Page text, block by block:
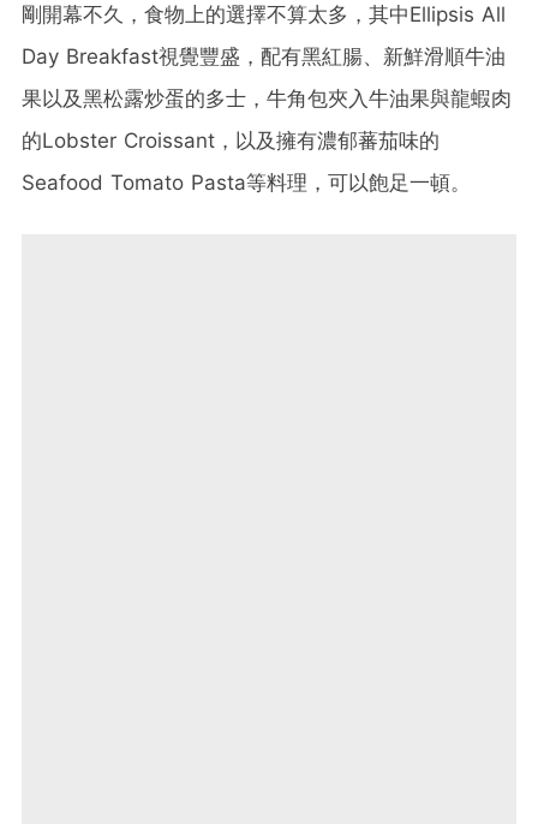
剛開幕不久，食物上的選擇不算太多，其中Ellipsis All
Day Breakfast視覺豐盛，配有黑紅腸、新鮮滑順牛油
果以及黑松露炒蛋的多士，牛角包夾入牛油果與龍蝦肉
的Lobster Croissant，以及擁有濃郁蕃茄味的
Seafood Tomato Pasta等料理，可以飽足一頓。